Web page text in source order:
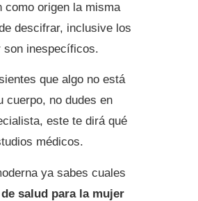
como origen la misma
descifrar, inclusive los
inespecíficos.
que algo no está
cuerpo, no dudes en
este te dirá qué
médicos.
ya sabes cuales
salud para la mujer